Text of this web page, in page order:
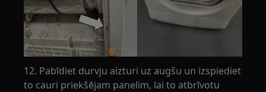
12. Pabīdiet durvju aizturi uz augšu un izspiediet
to cauri priekšējam panelim, lai to atbrīvotu